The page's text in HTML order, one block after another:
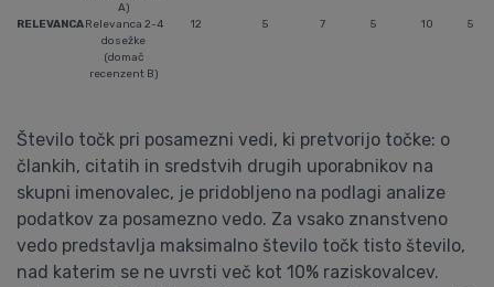
A)
RELEVANCARelevanca 2-4
dosežke
(domač
recenzent B)
12 5 7 5 10 5
Število točk pri posamezni vedi, ki pretvorijo točke: o
člankih, citatih in sredstvih drugih uporabnikov na
skupni imenovalec, je pridobljeno na podlagi analize
podatkov za posamezno vedo. Za vsako znanstveno
vedo predstavlja maksimalno število točk tisto število,
nad katerim se ne uvrsti več kot 10% raziskovalcev.